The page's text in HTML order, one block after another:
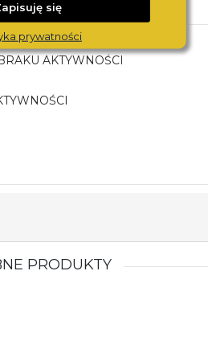
AKTYWNOŚCI
PRODUKTY
się
prywatności